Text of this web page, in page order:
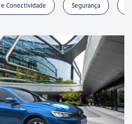
Conectividade Segurança